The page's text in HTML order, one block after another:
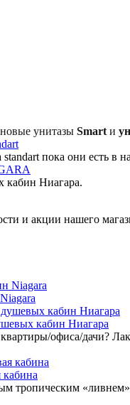
унитазы Smart и
пока они есть в
кабин Ниагара.
и акции нашего
кабин Ниагара
офиса/дачи?
кабина
тропическим